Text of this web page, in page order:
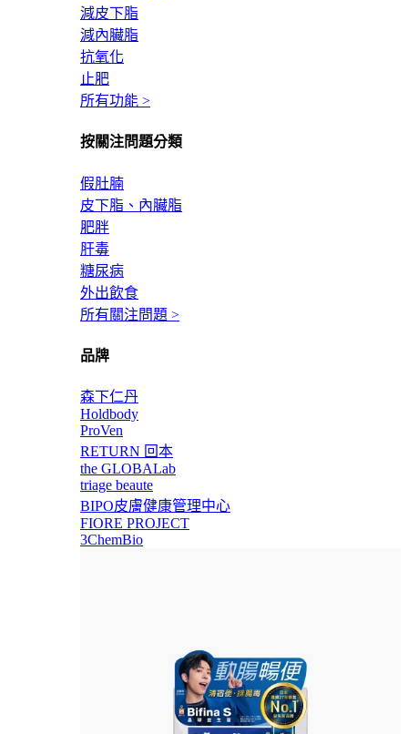
減皮下脂
減內臟脂
抗氧化
止肥
所有功能 >
按關注問題分類
假肚腩
皮下脂、內臟脂
肥胖
肝毒
糖尿病
外出飲食
所有關注問題 >
品牌
森下仁丹
Holdbody
ProVen
RETURN 回本
the GLOBALab
triage beaute
BIPO皮膚健康管理中心
FIORE PROJECT
3ChemBio